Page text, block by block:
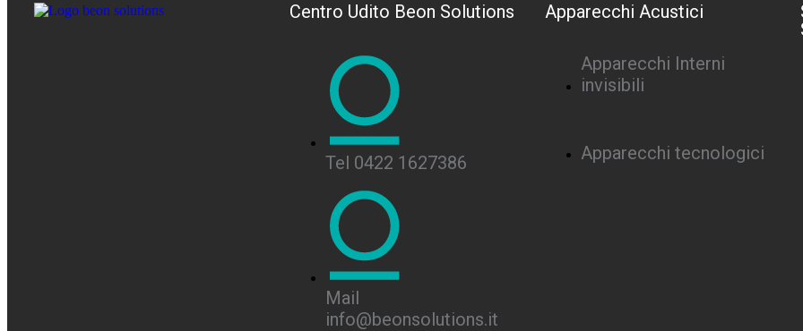
Centro Udito Beon Solutions
Tel 0422 1627386
Mail
info@beonsolutions.it
Apparecchi Acustici
Apparecchi Interni
invisibili
Apparecchi tecnologici